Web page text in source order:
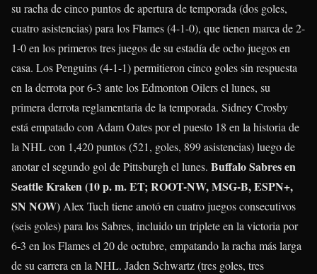
su racha de cinco puntos de apertura de temporada (dos goles,
cuatro asistencias) para los Flames (4-1-0), que tienen marca de 2-
1-0 en los primeros tres juegos de su estadía de ocho juegos en
casa. Los Penguins (4-1-1) permitieron cinco goles sin respuesta
en la derrota por 6-3 ante los Edmonton Oilers el lunes, su
primera derrota reglamentaria de la temporada. Sidney Crosby
está empatado con Adam Oates por el puesto 18 en la historia de
la NHL con 1,420 puntos (521, goles, 899 asistencias) luego de
anotar el segundo gol de Pittsburgh el lunes. Buffalo Sabres en
Seattle Kraken (10 p. m. ET; ROOT-NW, MSG-B, ESPN+,
SN NOW)Alex Tuchtiene anotó en cuatro juegos consecutivos
(seis goles) para los Sabres, incluido un triplete en la victoria por
6-3 en los Flames el 20 de octubre, empatando la racha más larga
de su carrera en la NHL. Jaden Schwartz(tres goles, tres